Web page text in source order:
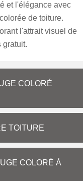
et l'élégance avec
de toiture.
l'attrait visuel de
gratuit.
COLORÉ
TOITURE
COLORÉ À